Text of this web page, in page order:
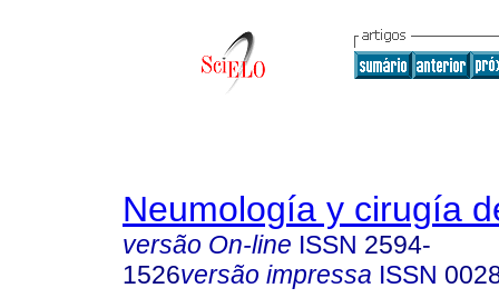
Neumología y cirugía
versão On-line ISSN 2594-
1526versão impressa ISSN